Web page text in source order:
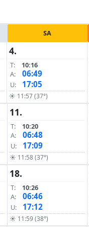
SA
4.
T:
10:16
A:
06:49
U: 17:05
☀ 11:57 (37°)
11.
T:
10:20
A:
06:48
U: 17:09
☀ 11:58 (37°)
18.
T:
10:26
A:
06:46
U: 17:12
☀ 11:59 (38°)